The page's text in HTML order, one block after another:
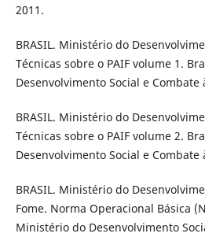
2011.
BRASIL. Ministério do
Técnicas sobre o PAIF volume 1.
Desenvolvimento Social e Combate
BRASIL. Ministério do
Técnicas sobre o PAIF volume 2.
Desenvolvimento Social e Combate
BRASIL. Ministério do
Fome. Norma Operacional Básica
Ministério do Desenvolvimento